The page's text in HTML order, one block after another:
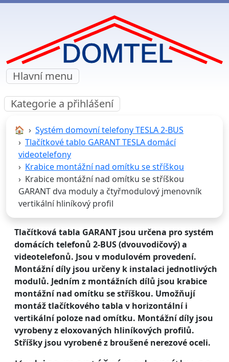
Hlavní menu
Kategorie a přihlášení
🏠︎
Systém domovní telefony TESLA 2-BUS
Tlačítkové tablo GARANT TESLA domácí
videotelefony
Krabice montážní nad omítku se stříškou
Krabice montážní nad omítku se stříškou
GARANT dva moduly a čtyřmodulový jmenovník
vertikální hliníkový profil
Tlačítková tabla GARANT jsou určena pro systém
domácích telefonů 2-BUS (dvouvodičový) a
videotelefonů. Jsou v modulovém provedení.
Montážní díly jsou určeny k instalaci jednotlivých
modulů. Jedním z montážních dílů jsou krabice
montážní nad omítku se stříškou. Umožňují
montáž tlačítkového tabla v horizontální i
vertikální poloze nad omítku. Montážní díly jsou
vyrobeny z eloxovaných hliníkových profilů.
Stříšky jsou vyrobené z broušené nerezové oceli.